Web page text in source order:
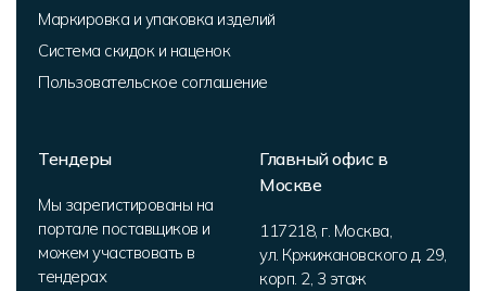
Маркировка и упаковка изделий
Система скидок и наценок
Пользовательское соглашение
Тендеры
Мы зарегистированы на
портале поставщиков и
можем участвовать в
тендерах
Главный офис в
Москве
117218, г. Москва,
ул. Кржижановского д. 29,
корп. 2, 3 этаж